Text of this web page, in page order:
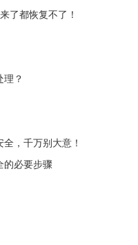
了都恢复不了！
理？
，千万别大意！
必要步骤